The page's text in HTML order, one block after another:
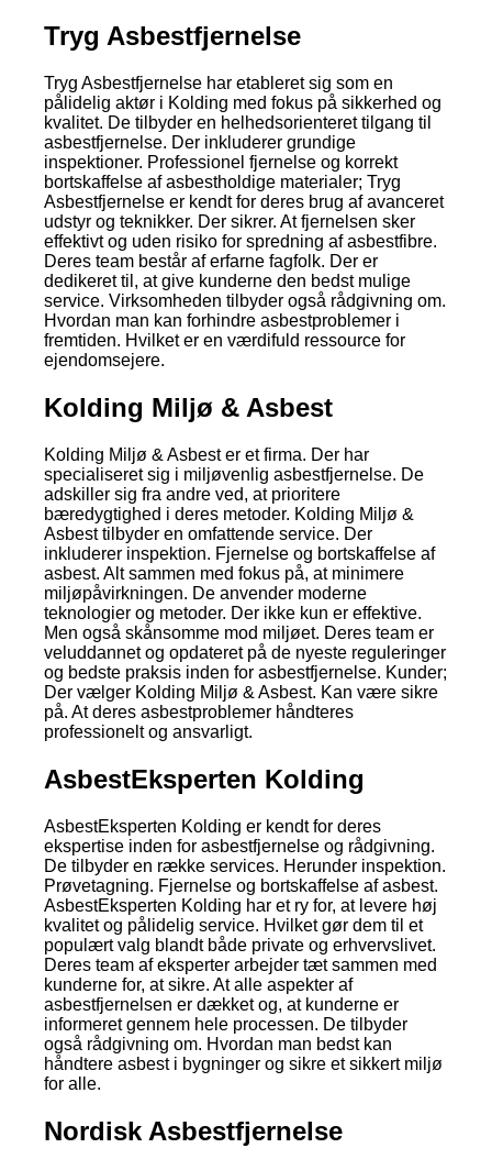
Tryg Asbestfjernelse
Tryg Asbestfjernelse har etableret sig som en
pålidelig aktør i Kolding med fokus på sikkerhed og
kvalitet. De tilbyder en helhedsorienteret tilgang til
asbestfjernelse. Der inkluderer grundige
inspektioner. Professionel fjernelse og korrekt
bortskaffelse af asbestholdige materialer; Tryg
Asbestfjernelse er kendt for deres brug af avanceret
udstyr og teknikker. Der sikrer. At fjernelsen sker
effektivt og uden risiko for spredning af asbestfibre.
Deres team består af erfarne fagfolk. Der er
dedikeret til, at give kunderne den bedst mulige
service. Virksomheden tilbyder også rådgivning om.
Hvordan man kan forhindre asbestproblemer i
fremtiden. Hvilket er en værdifuld ressource for
ejendomsejere.
Kolding Miljø & Asbest
Kolding Miljø & Asbest er et firma. Der har
specialiseret sig i miljøvenlig asbestfjernelse. De
adskiller sig fra andre ved, at prioritere
bæredygtighed i deres metoder. Kolding Miljø &
Asbest tilbyder en omfattende service. Der
inkluderer inspektion. Fjernelse og bortskaffelse af
asbest. Alt sammen med fokus på, at minimere
miljøpåvirkningen. De anvender moderne
teknologier og metoder. Der ikke kun er effektive.
Men også skånsomme mod miljøet. Deres team er
veluddannet og opdateret på de nyeste reguleringer
og bedste praksis inden for asbestfjernelse. Kunder;
Der vælger Kolding Miljø & Asbest. Kan være sikre
på. At deres asbestproblemer håndteres
professionelt og ansvarligt.
AsbestEksperten Kolding
AsbestEksperten Kolding er kendt for deres
ekspertise inden for asbestfjernelse og rådgivning.
De tilbyder en række services. Herunder inspektion.
Prøvetagning. Fjernelse og bortskaffelse af asbest.
AsbestEksperten Kolding har et ry for, at levere høj
kvalitet og pålidelig service. Hvilket gør dem til et
populært valg blandt både private og erhvervslivet.
Deres team af eksperter arbejder tæt sammen med
kunderne for, at sikre. At alle aspekter af
asbestfjernelsen er dækket og, at kunderne er
informeret gennem hele processen. De tilbyder
også rådgivning om. Hvordan man bedst kan
håndtere asbest i bygninger og sikre et sikkert miljø
for alle.
Nordisk Asbestfjernelse